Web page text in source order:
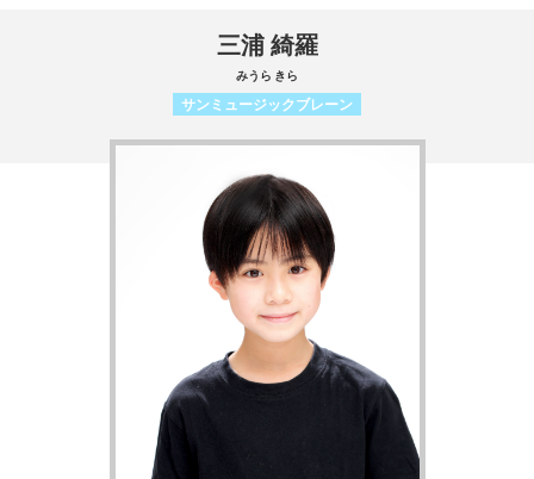
三浦 綺羅
サンミュージックブレーン
みうら きら